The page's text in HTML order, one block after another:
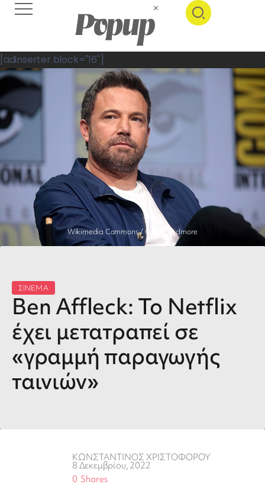
[adinserter block="16"]
ΣΙΝΕΜΑ
Ben Affleck: Το Netflix
έχει μετατραπεί σε
«γραμμή παραγωγής
ταινιών»
Wikimedia Commons / Gage Skidmore
ΚΩΝΣΤΑΝΤΙΝΟΣ ΧΡΙΣΤΟΦΟΡΟΥ
8 Δεκεμβρίου, 2022
Shares
0